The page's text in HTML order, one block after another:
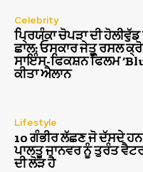
Celebrity
ਪ੍ਰਿਯੰਕਾ ਚੋਪੜਾ ਦੀ ਹੋਲੀਵੁੱਡ
ਛਾਲ: ਓਸਕਾਰ ਜੇਤੂ ਰਸਲ
ਸਾਇੰਸ-ਫਿਕਸ਼ਨ ਫਿਲਮ
ਕੀਤਾ ਐਲਾਨ
Lifestyle
10 ਗੰਭੀਰ ਲੱਛਣ ਜੋ ਦੱਸਦੇ ਹਨ
ਪਾਲਤੂ ਜਾਨਵਰ ਨੂੰ ਤੁਰੰਤ
ਦੀ ਲੋੜ ਹੈ